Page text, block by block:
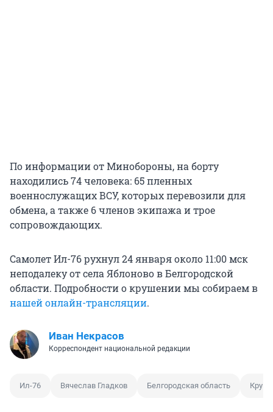
По информации от Минобороны, на борту
находились 74 человека: 65 пленных
военнослужащих ВСУ, которых перевозили для
обмена, а также 6 членов экипажа и трое
сопровождающих.
Самолет Ил-76 рухнул 24 января около 11:00 мск
неподалеку от села Яблоново в Белгородской
области. Подробности о крушении мы собираем в
нашей онлайн-трансляции.
Иван Некрасов
Корреспондент национальной редакции
Ил-76 Вячеслав Гладков Белгородская область